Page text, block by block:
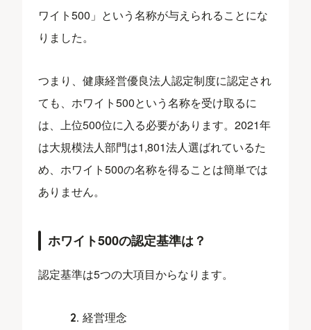
ワイト500」という名称が与えられることにな
りました。
つまり、健康経営優良法人認定制度に認定され
ても、ホワイト500という名称を受け取るに
は、上位500位に入る必要があります。2021年
は大規模法人部門は1,801法人選ばれているた
め、ホワイト500の名称を得ることは簡単では
ありません。
ホワイト500の認定基準は？
認定基準は5つの大項目からなります。
経営理念